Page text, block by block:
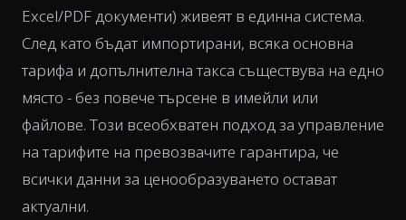
Excel/PDF документи) живеят в единна система.
След като бъдат импортирани, всяка основна
тарифа и допълнителна такса съществува на едно
място - без повече търсене в имейли или
файлове. Този всеобхватен подход за управление
на тарифите на превозвачите гарантира, че
всички данни за ценообразуването остават
актуални.